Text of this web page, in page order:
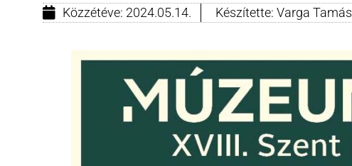
Közzétéve: 2024.05.14. Készítette: Varga Tamás